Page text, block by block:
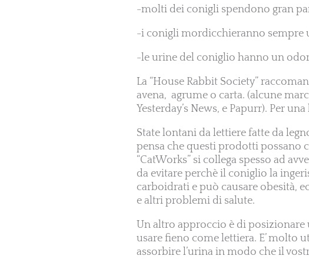
-molti dei conigli spendono gran
-i conigli mordicchieranno sempre
-le urine del coniglio hanno un
La “House Rabbit Society”
avena, agrume o carta. (alcune
Yesterday’s News, e Papurr). Per
State lontani da lettiere fatte da
pensa che questi prodotti possano
“CatWorks” si collega spesso ad
da evitare perchè il coniglio la
carboidrati e può causare obesità,
e altri problemi di salute.
Un altro approccio è di
usare fieno come lettiera. E’ molto
assorbire l’urina in modo che il